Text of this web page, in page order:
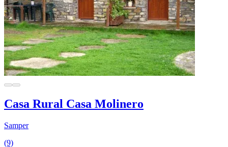
Casa Rural Casa Molinero
Samper
(9)